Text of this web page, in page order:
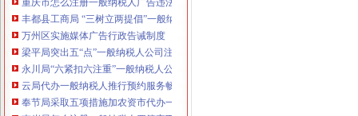
丰都县工商局 “三树立两提倡”一般纳税人公司注册建设节约型机关
万州区实施媒体广告行政告诫制度
梁平局突出五“点”一般纳税人公司注册切实整农村食品市场
永川局“六紧扣六注重”一般纳税人公司注册早安排早部署3·15年主题活动
云局代办一般纳税人推行预约服务畅通绿通道
奉节局采取五项措施加农资市代办一般纳税人场管理
南岸局怎么注册一般纳税人四管齐下全面启动合同格式条款监督工作